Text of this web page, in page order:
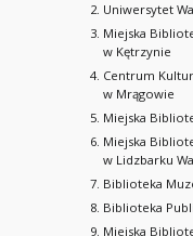
Uniwersytet
Miejska
w Kętrzynie
Centrum
w Mrągowie
Miejska
Miejska
w Lidzbarku
Biblioteka
Biblioteka
Miejska